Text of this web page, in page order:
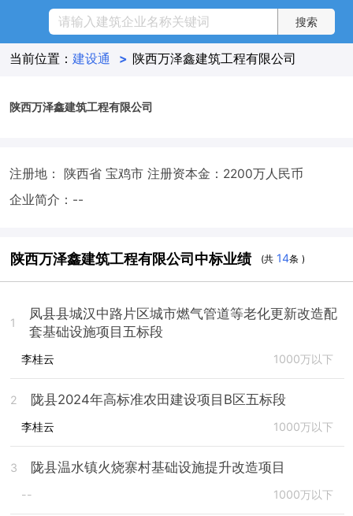
当前位置： 建设通 > 陕西万泽鑫建筑工程有限公司
陕西万泽鑫建筑工程有限公司
注册地： 陕西省 宝鸡市 注册资本金：2200万人民币
企业简介：--
陕西万泽鑫建筑工程有限公司中标业绩 (共 14条 )
1
凤县县城汉中路片区城市燃气管道等老化更新改造配
套基础设施项目五标段
李桂云 1000万以下
2 陇县2024年高标准农田建设项目B区五标段
李桂云 1000万以下
3 陇县温水镇火烧寨村基础设施提升改造项目
-- 1000万以下